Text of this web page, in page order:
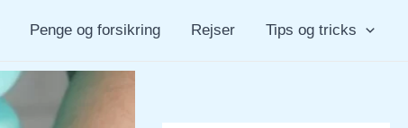
Penge og forsikring Rejser Tips og tricks